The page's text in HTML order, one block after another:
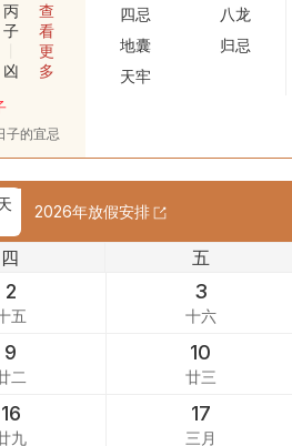
丙
子
凶
查
看
更
多
子的宜忌
四忌
八龙
地囊
归忌
天牢
2026年放假安排
四 五
2
五
3
十六
9
二
10
廿三
16
九
17
三月